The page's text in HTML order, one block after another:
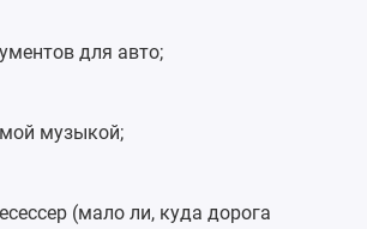
для авто;
музыкой;
(мало ли, куда дорога